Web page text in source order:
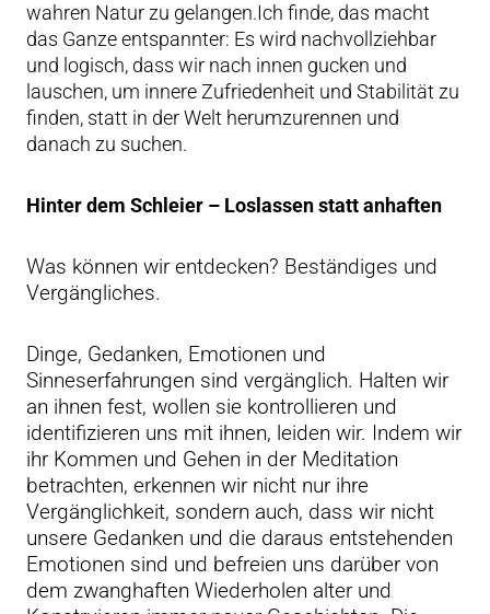
wahren Natur zu gelangen.Ich finde, das macht
das Ganze entspannter: Es wird nachvollziehbar
und logisch, dass wir nach innen gucken und
lauschen, um innere Zufriedenheit und Stabilität zu
finden, statt in der Welt herumzurennen und
danach zu suchen.
Hinter dem Schleier – Loslassen statt anhaften
Was können wir entdecken? Beständiges und
Vergängliches.
Dinge, Gedanken, Emotionen und
Sinneserfahrungen sind vergänglich. Halten wir
an ihnen fest, wollen sie kontrollieren und
identifizieren uns mit ihnen, leiden wir. Indem wir
ihr Kommen und Gehen in der Meditation
betrachten, erkennen wir nicht nur ihre
Vergänglichkeit, sondern auch, dass wir nicht
unsere Gedanken und die daraus entstehenden
Emotionen sind und befreien uns darüber von
dem zwanghaften Wiederholen alter und